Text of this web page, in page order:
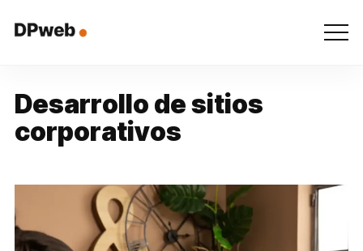
Desarrollo desitios
corporativos